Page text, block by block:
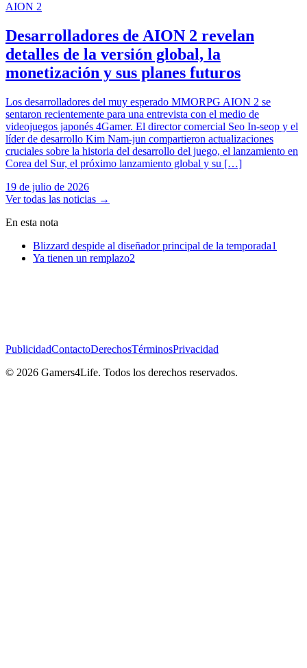
AION 2
Desarrolladores de AION 2 revelan
detalles de la versión global, la
monetización y sus planes futuros
Los desarrolladores del muy esperado MMORPG AION 2 se
sentaron recientemente para una entrevista con el medio de
videojuegos japonés 4Gamer. El director comercial Seo In-seop y el
líder de desarrollo Kim Nam-jun compartieron actualizaciones
cruciales sobre la historia del desarrollo del juego, el lanzamiento en
Corea del Sur, el próximo lanzamiento global y su […]
19 de julio de 2026
Ver todas las noticias →
En esta nota
Blizzard despide al diseñador principal de la temporada1
Ya tienen un remplazo2
PublicidadContactoDerechosTérminosPrivacidad
© 2026 Gamers4Life. Todos los derechos reservados.